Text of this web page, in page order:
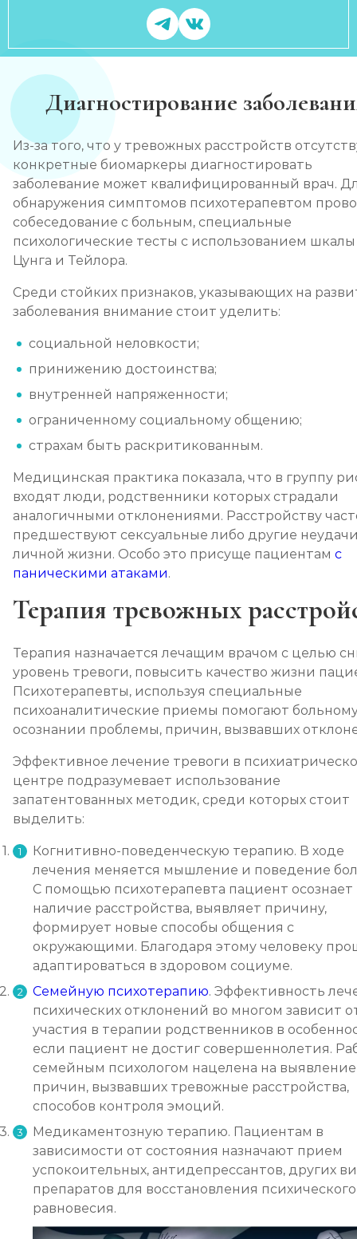
Диагностирование
Из-за того, что у тревожных расстройств
конкретные биомаркеры диагностировать
заболевание может квалифицированный врач.
обнаружения симптомов психотерапевтом
собеседование с больным, специальные
психологические тесты с использованием шкалы
Цунга и Тейлора.
Среди стойких признаков, указывающих на
заболевания внимание стоит уделить:
социальной неловкости;
принижению достоинства;
внутренней напряженности;
ограниченному социальному общению;
страхам быть раскритикованным.⁠
Медицинская практика показала, что в группу
входят люди, родственники которых страдали
аналогичными отклонениями. Расстройству
предшествуют сексуальные либо другие
личной жизни. Особо это присуще пациентам с
паническими атаками.
Терапия тревожных
Терапия назначается лечащим врачом с целью
уровень тревоги, повысить качество жизни
Психотерапевты, используя специальные
психоаналитические приемы помогают
осознании проблемы, причин, вызвавших
Эффективное лечение тревоги в
центре подразумевает использование
запатентованных методик, среди которых стоит
выделить:
Когнитивно-поведенческую терапию. В ходе
лечения меняется мышление и поведение
С помощью психотерапевта пациент осознает
наличие расстройства, выявляет причину,
формирует новые способы общения с
окружающими. Благодаря этому человеку
адаптироваться в здоровом социуме.
Семейную психотерапию. Эффективность
психических отклонений во многом зависит
участия в терапии родственников в
если пациент не достиг совершеннолетия.
семейным психологом нацелена на выявление
причин, вызвавших тревожные расстройства,
способов контроля эмоций.
Медикаментозную терапию. Пациентам в
зависимости от состояния назначают прием
успокоительных, антидепрессантов, других
препаратов для восстановления психического
равновесия.